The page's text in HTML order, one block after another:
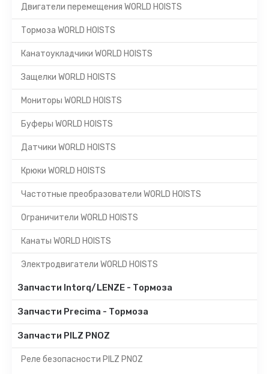
Двигатели перемещения WORLD HOISTS
Тормоза WORLD HOISTS
Канатоукладчики WORLD HOISTS
Защелки WORLD HOISTS
Мониторы WORLD HOISTS
Буферы WORLD HOISTS
Датчики WORLD HOISTS
Крюки WORLD HOISTS
Частотные преобразователи WORLD HOISTS
Ограничители WORLD HOISTS
Канаты WORLD HOISTS
Электродвигатели WORLD HOISTS
Запчасти Intorq/LENZE - Тормоза
Запчасти Precima - Тормоза
Запчасти PILZ PNOZ
Реле безопасности PILZ PNOZ